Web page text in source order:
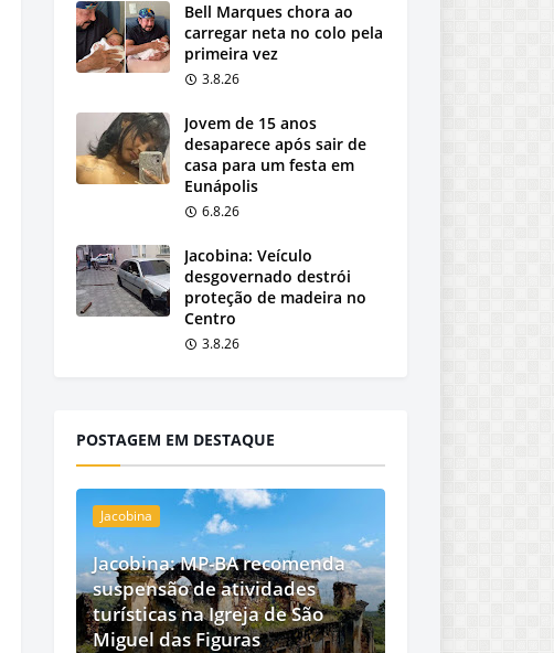
Bell Marques chora ao
carregar neta no colo pela
primeira vez
3.8.26
Jovem de 15 anos
desaparece após sair de
casa para um festa em
Eunápolis
6.8.26
Jacobina: Veículo
desgovernado destrói
proteção de madeira no
Centro
3.8.26
POSTAGEM EM DESTAQUE
Jacobina
Jacobina: MP-BA recomenda
suspensão de atividades
turísticas na Igreja de São
Miguel das Figuras